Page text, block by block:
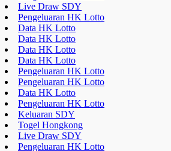
Live Draw SDY
Pengeluaran HK Lotto
Data HK Lotto
Data HK Lotto
Data HK Lotto
Data HK Lotto
Pengeluaran HK Lotto
Pengeluaran HK Lotto
Data HK Lotto
Pengeluaran HK Lotto
Keluaran SDY
Togel Hongkong
Live Draw SDY
Pengeluaran HK Lotto